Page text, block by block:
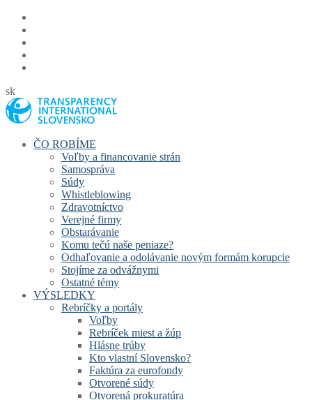
sk
ČO ROBÍME
Voľby a financovanie strán
Samospráva
Súdy
Whistleblowing
Zdravotníctvo
Verejné firmy
Obstarávanie
Komu tečú naše peniaze?
Odhaľovanie a odolávanie novým formám korupcie
Stojíme za odvážnymi
Ostatné témy
VÝSLEDKY
Rebríčky a portály
Voľby
Rebríček miest a žúp
Hlásne trúby
Kto vlastní Slovensko?
Faktúra za eurofondy
Otvorené súdy
Otvorená prokuratúra